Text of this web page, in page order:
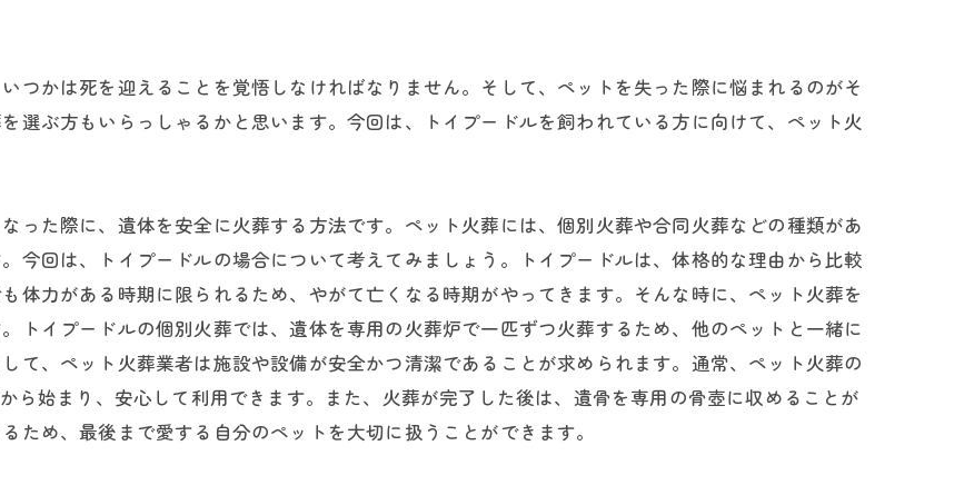
つかは死を迎えることを覚悟しなければなりません。そして、ペットを失った際に悩まれるのがそ
選ぶ方もいらっしゃるかと思います。今回は、トイプードルを飼われている方に向けて、ペット火
った際に、遺体を安全に火葬する方法です。ペット火葬には、個別火葬や合同火葬などの種類があ
今回は、トイプードルの場合について考えてみましょう。トイプードルは、体格的な理由から比較
体力がある時期に限られるため、やがて亡くなる時期がやってきます。そんな時に、ペット火葬を
トイプードルの個別火葬では、遺体を専用の火葬炉で一匹ずつ火葬するため、他のペットと一緒に
て、ペット火葬業者は施設や設備が安全かつ清潔であることが求められます。通常、ペット火葬の
ら始まり、安心して利用できます。また、火葬が完了した後は、遺骨を専用の骨壺に収めることが
ため、最後まで愛する自分のペットを大切に扱うことができます。